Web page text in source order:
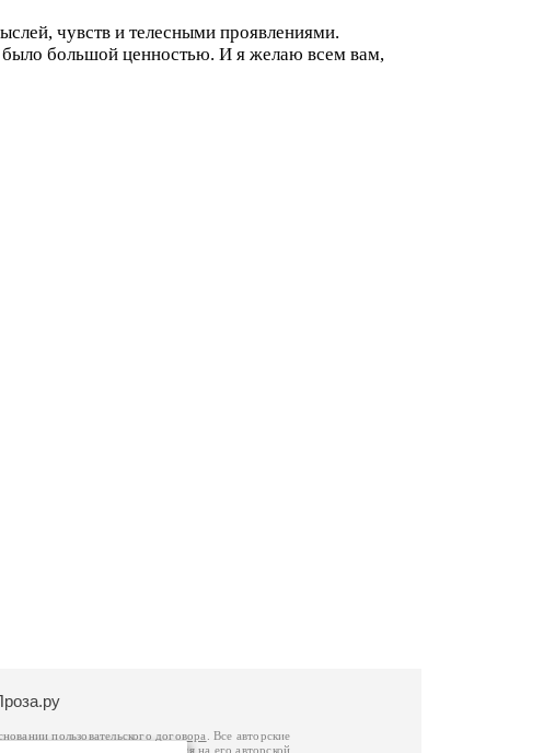
чувств и телесными проявлениями.
было большой ценностью. И я желаю всем вам,
пользовательского договора
. Все авторские
к которому вы можете обратиться на его авторской